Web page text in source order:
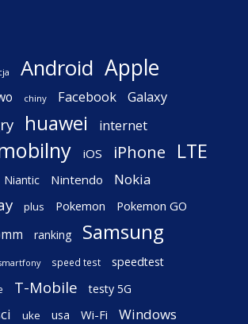
Android Apple
chiny Facebook Galaxy
huawei internet
iOS iPhone LTE
Niantic Nintendo Nokia
plus Pokemon Pokemon GO
ranking Samsung
speed test speedtest
T-Mobile testy 5G
uke usa Wi-Fi Windows